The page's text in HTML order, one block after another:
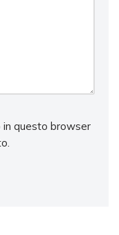
in questo browser